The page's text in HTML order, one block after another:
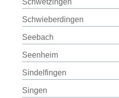
Schwetzingen
Schwieberdingen
Seebach
Seenheim
Sindelfingen
Singen